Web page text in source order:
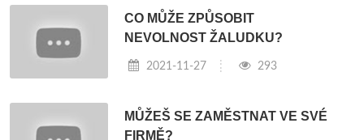
CO MŮŽE ZPŮSOBIT
NEVOLNOST ŽALUDKU?
2021-11-27 293
MŮŽEŠ SE ZAMĚSTNAT VE SVÉ
FIRMĚ?